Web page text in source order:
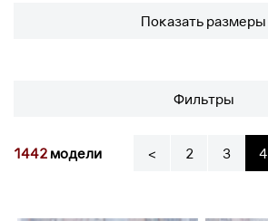
Показать размеры
Фильтры
1442модели < 2 3 4